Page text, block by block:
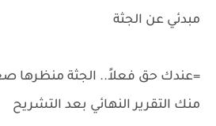
مبدئي عن الجثة
=عندك حق فعلاً.. الجثة منظرها
منك التقرير النهائي بعد التشريح